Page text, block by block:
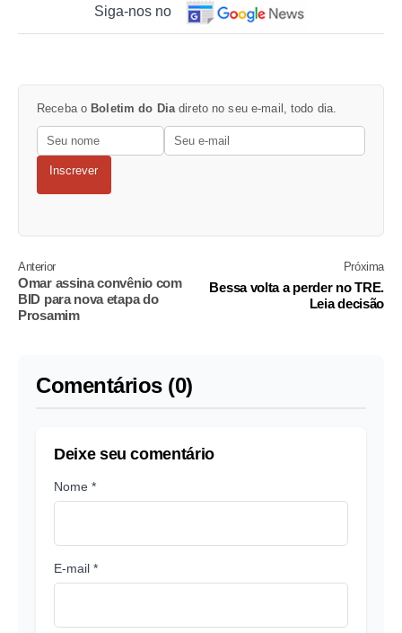
Siga-nos no
Receba o Boletim do Dia direto no seu e-mail, todo dia.
Inscrever
Anterior
Omar assina convênio com
BID para nova etapa do
Prosamim
Próxima
Bessa volta a perder no TRE.
Leia decisão
Comentários (0)
Deixe seu comentário
Nome *
E-mail *